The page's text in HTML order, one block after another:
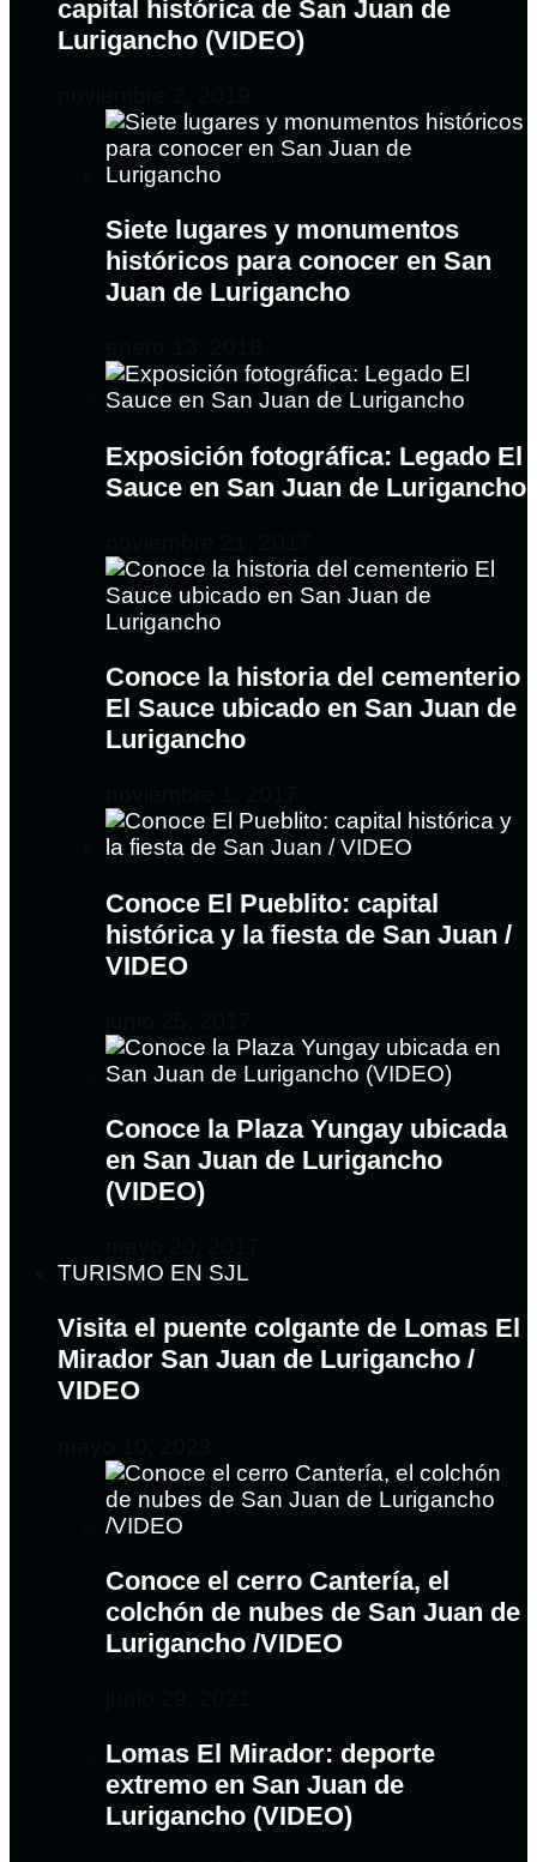
capital histórica de San Juan de
Lurigancho (VIDEO)
Siete lugares y monumentos
históricos para conocer en San
Juan de Lurigancho
Exposición fotográfica: Legado El
Sauce en San Juan de Lurigancho
Conoce la historia del cementerio
El Sauce ubicado en San Juan de
Lurigancho
Conoce El Pueblito: capital
histórica y la fiesta de San Juan /
VIDEO
Conoce la Plaza Yungay ubicada
en San Juan de Lurigancho
(VIDEO)
TURISMO EN SJL
Visita el puente colgante de Lomas El
Mirador San Juan de Lurigancho /
VIDEO
Conoce el cerro Cantería, el
colchón de nubes de San Juan de
Lurigancho /VIDEO
Lomas El Mirador: deporte
extremo en San Juan de
Lurigancho (VIDEO)